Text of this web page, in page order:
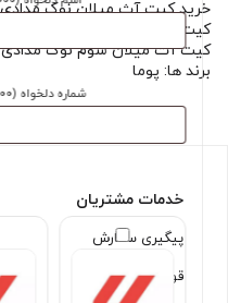
شماره دلخواه (۱۲۰٬۰۰۰ تومان)
خرید کیت آث میلان نوک مدادی
کیت آث میلان 2025
کیت آث میلان سوم نوک مدادی
برند ها: پوما
خدمات مشتریان
پیگیری سفارش
قوانین و شرایط